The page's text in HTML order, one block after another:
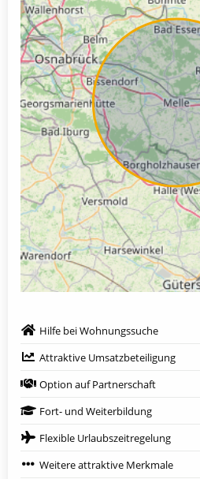
Hilfe bei Wohnungssuche
Attraktive Umsatzbeteiligung
Option auf Partnerschaft
Fort- und Weiterbildung
Flexible Urlaubszeitregelung
Weitere attraktive Merkmale